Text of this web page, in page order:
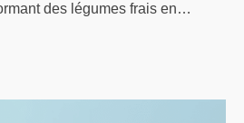
des légumes frais en…